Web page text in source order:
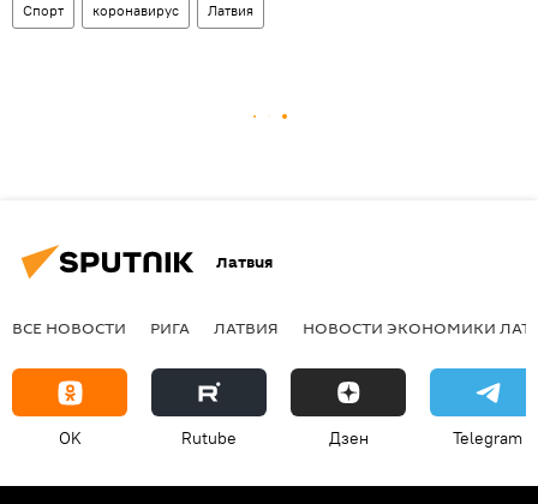
Спорт коронавирус Латвия
Латвия
ВСЕ НОВОСТИ РИГА ЛАТВИЯ НОВОСТИ ЭКОНОМИКИ
OK Rutube Дзен Telegram